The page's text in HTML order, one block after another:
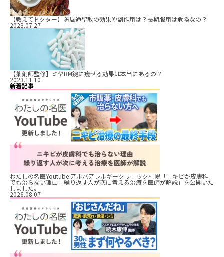
【教えてドクター】防風通聖散の効果や副作用は？長期服用は危険なの？
2023.07.27
【薬剤師監修】ミヤBM錠に痩せる効果は本当にあるの？
2023.11.10
新着記事
わたしの名医Youtube アルバアレルギークリニック札幌「ニキビが皮膚科
でも治らない理由｜繰り返す人が次に考える治療を医師が解説」を公開いた
しました。
2026.08.07